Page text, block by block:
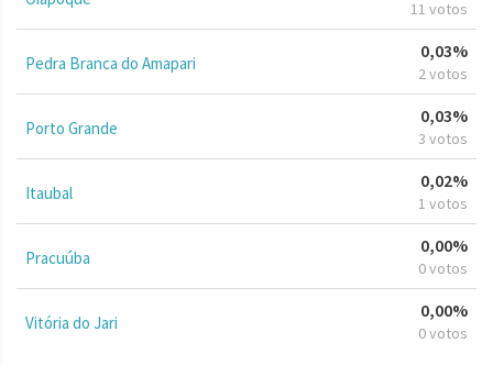
11 votos
Pedra Branca do Amapari
0,03%
2 votos
Porto Grande
0,03%
3 votos
Itaubal
0,02%
1 votos
Pracuúba
0,00%
0 votos
Vitória do Jari
0,00%
0 votos